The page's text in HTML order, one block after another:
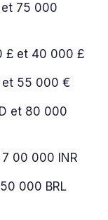
75 000
£ et 40 000 £
55 000 €
et 80 000
00 000 INR
000 BRL